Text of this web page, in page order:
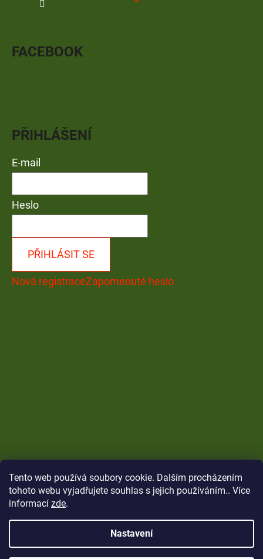
Tento web používá soubory cookie. Dalším procházením
tohoto webu vyjadřujete souhlas s jejich používáním.. Více
informací zde.
Nastavení
FACEBOOK
PŘIHLÁŠENÍ
E-mail
Heslo
PŘIHLÁSIT SE
Nová registraceZapomenuté heslo